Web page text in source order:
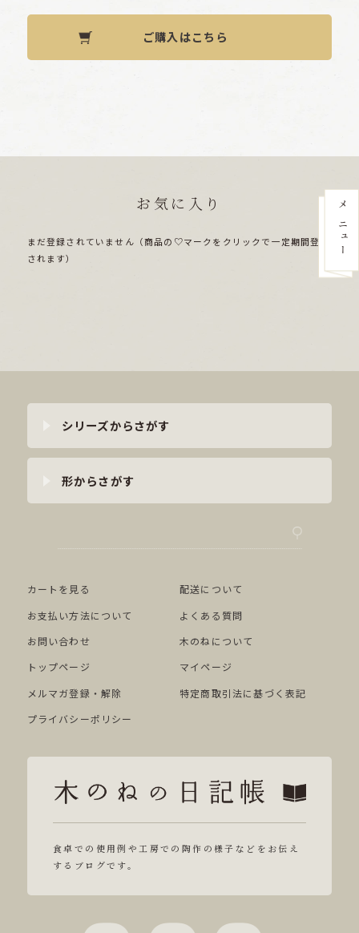
ご購入はこちら
お気に入り
まだ登録されていません（商品の♡マークをクリックで一定期間登録
されます）
シリーズからさがす
形からさがす
カートを見る
配送について
お支払い方法について
よくある質問
お問い合わせ
木のねについて
トップページ
マイページ
メルマガ登録・解除
特定商取引法に基づく表記
プライバシーポリシー
食卓での使用例や工房での陶作の様子などをお伝え
するブログです。